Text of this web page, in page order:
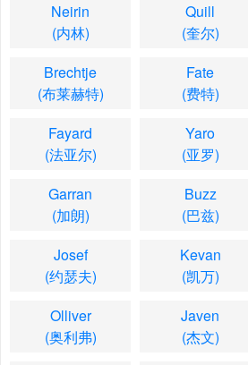
Neirin
(内林)
Quill
(奎尔)
Brechtje
(布莱赫特)
Fate
(费特)
Fayard
(法亚尔)
Yaro
(亚罗)
Garran
(加朗)
Buzz
(巴兹)
Josef
(约瑟夫)
Kevan
(凯万)
Olliver
(奥利弗)
Javen
(杰文)